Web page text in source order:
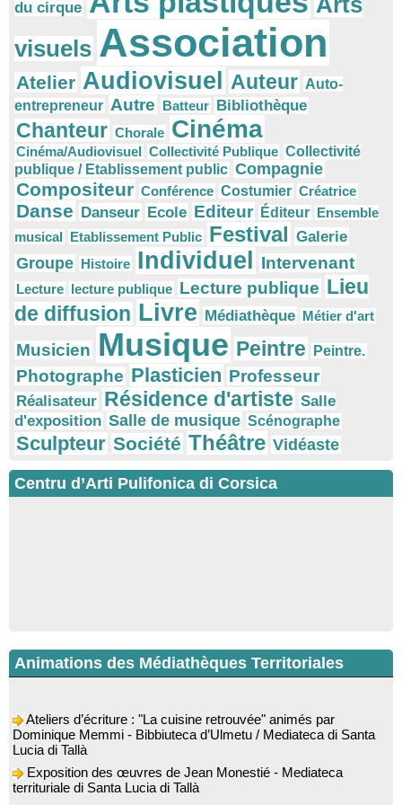
du cirque
visuels Association
Atelier Audiovisuel Auteur Auto-
entrepreneur Autre Batteur Bibliothèque
Chanteur Chorale Cinéma
Cinéma/Audiovisuel Collectivité Publique Collectivité
publique / Etablissement public Compagnie
Compositeur Conférence Costumier Créatrice
Danse Danseur Ecole Editeur Éditeur Ensemble
musical Etablissement Public Festival Galerie
Groupe Histoire Individuel Intervenant
Lecture lecture publique Lecture publique Lieu
de diffusion Livre Médiathèque Métier d'art
Musicien Musique Peintre Peintre.
Photographe Plasticien Professeur
Réalisateur Résidence d'artiste Salle
d'exposition Salle de musique Scénographe
Sculpteur Société Théâtre Vidéaste
Centru d’Arti Pulifonica di Corsica
Animations des Médiathèques Territoriales
Dominique Memmi - Bibbiuteca d’Ulmetu / Mediateca di Santa
Lucia di Tallà
territuriale di Santa Lucia di Tallà